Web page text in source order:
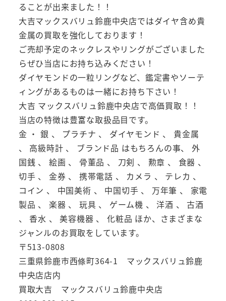
ることが出来ました！！
大吉マックスバリュ鈴鹿中央店ではダイヤ含め貴
金属の買取を強化しております！
ご売却予定のネックレスやリングがございました
らぜひ当店にお持ち込みください！
ダイヤモンドの一粒リングなど、鑑定書やソーテ
ィングがあるものは一緒にお持ち下さい！
大吉 マックスバリュ鈴鹿中央店で高価買取！！
当店の特徴は豊富な取扱品目です。
金 ・ 銀 、 プラチナ 、 ダイヤモンド 、 貴金属
、 高級時計 、 ブランド品 はもちろんの事、 外
国銭 、 絵画 、 骨董品 、 刀剣 、 勲章 、 食器 、
切手 、 金券 、 携帯電話 、 カメラ 、 テレカ 、
コイン 、 中国美術 、 中国切手 、 万年筆 、 家電
製品 、 楽器 、 玩具 、 ゲーム機 、 洋酒 、 古酒
、 香水 、 美容機器 、 化粧品 ほか、さまざまな
ジャンルのお買取をしています。
〒513-0808
三重県鈴鹿市西條町364-1 マックスバリュ鈴鹿
中央店店内
買取大吉 マックスバリュ鈴鹿中央店